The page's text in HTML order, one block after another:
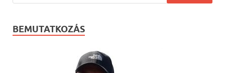
BEMUTATKOZÁS